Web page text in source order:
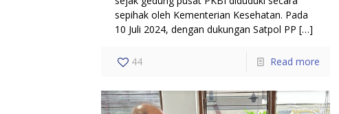
sepihak oleh Kementerian Kesehatan. Pada
10 Juli 2024, dengan dukungan Satpol PP […]
44 Read more